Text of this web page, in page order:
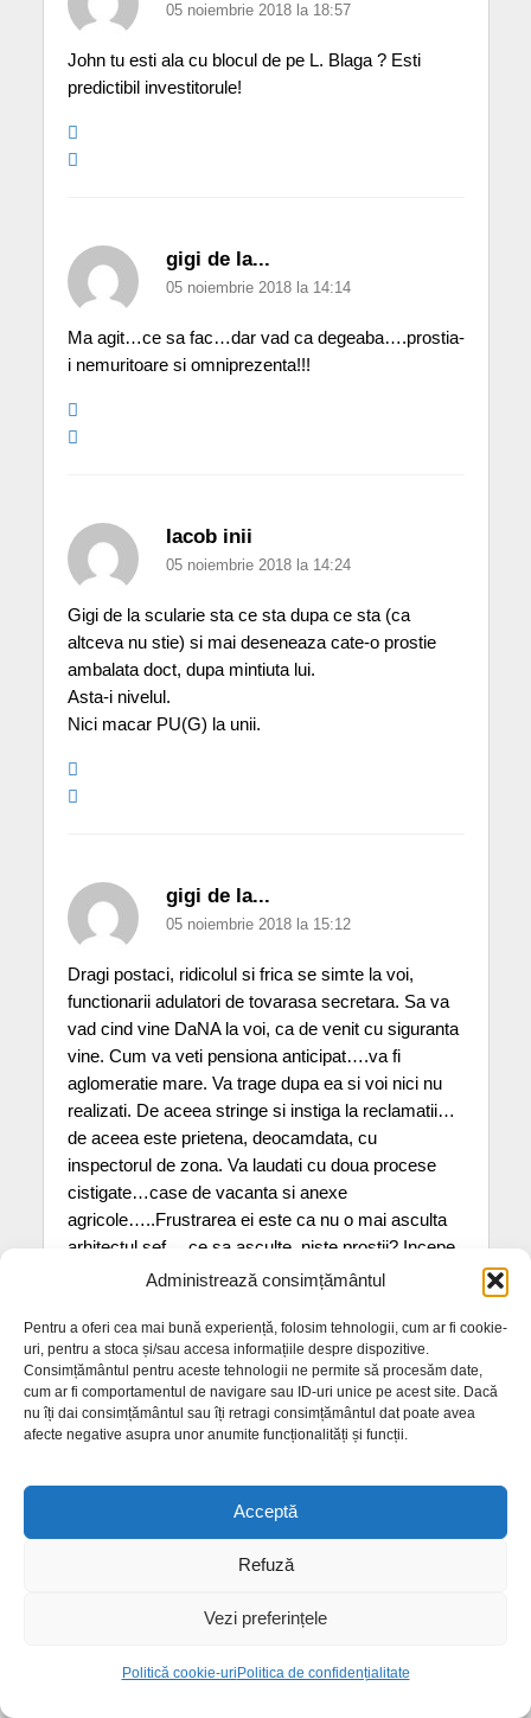
Administrează consimțământul
Pentru a oferi cea mai bună experiență, folosim tehnologii, cum ar fi cookie-
uri, pentru a stoca și/sau accesa informațiile despre dispozitive.
Consimțământul pentru aceste tehnologii ne permite să procesăm date,
cum ar fi comportamentul de navigare sau ID-uri unice pe acest site. Dacă
nu îți dai consimțământul sau îți retragi consimțământul dat poate avea
afecte negative asupra unor anumite funcționalități și funcții.
Acceptă
Refuză
Vezi preferințele
Politică cookie-uriPolitica de confidențialitate
05 noiembrie 2018 la 18:57
John tu esti ala cu blocul de pe L. Blaga ? Esti
predictibil investitorule!
gigi de la...
05 noiembrie 2018 la 14:14
Ma agit…ce sa fac…dar vad ca degeaba….prostia-
i nemuritoare si omniprezenta!!!
Iacob inii
05 noiembrie 2018 la 14:24
Gigi de la scularie sta ce sta dupa ce sta (ca
altceva nu stie) si mai deseneaza cate-o prostie
ambalata doct, dupa mintiuta lui.
Asta-i nivelul.
Nici macar PU(G) la unii.
gigi de la...
05 noiembrie 2018 la 15:12
Dragi postaci, ridicolul si frica se simte la voi,
functionarii adulatori de tovarasa secretara. Sa va
vad cind vine DaNA la voi, ca de venit cu siguranta
vine. Cum va veti pensiona anticipat….va fi
aglomeratie mare. Va trage dupa ea si voi nici nu
realizati. De aceea stringe si instiga la reclamatii…
de aceea este prietena, deocamdata, cu
inspectorul de zona. Va laudati cu doua procese
cistigate…case de vacanta si anexe
agricole…..Frustrarea ei este ca nu o mai asculta
arhitectul sef….ce sa asculte..niste prostii? Incepe
sa-si dea seama ca a fost facuta pachet de catre
prostie si incompetenta nu o putem acuza!!! Si da,
stau ce stau, ca deh, lucrez la stat. Imi permit.
huoooo, hotilor
05 noiembrie 2018 la 15:24
Aia patru urbanisti de renume cu care se cosulta
Gaftone o insotesc pe secretara si in fata
procurorului sau in instanta ? Isi iau ei faptele pt ea
? De ce nu ne da numele spcialistilor ? noi o platim